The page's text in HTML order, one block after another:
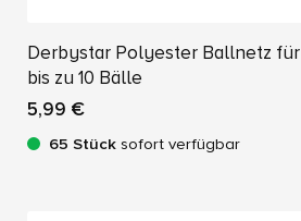
Derbystar Polyester Ballnetz für
bis zu 10 Bälle
5,99 €
65 Stück sofort verfügbar